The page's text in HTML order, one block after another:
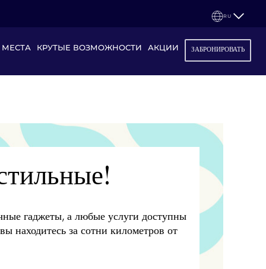
RU
МЕСТА КРУТЫЕ ВОЗМОЖНОСТИ АКЦИИ ЗАБРОНИРОВАТЬ
гаджеты, а любые услуги доступны
находитесь за сотни километров от